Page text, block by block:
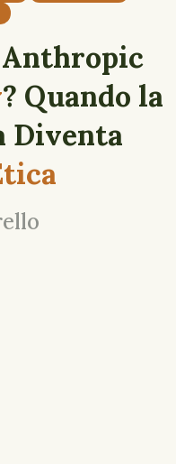
? Quando la
Diventa